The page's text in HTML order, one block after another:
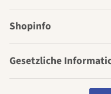
Shopinfo
Gesetzliche